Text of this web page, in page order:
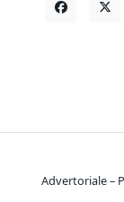
Advertoriale –